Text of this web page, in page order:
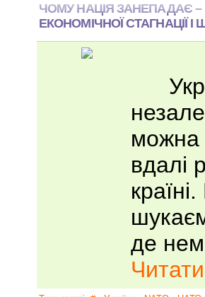
ЧОМУ НАЦІЯ ЗАНЕПАДАЄ –
ЕКОНОМІЧНОЇ СТАГНАЦІЇ
можна
вдалі
де